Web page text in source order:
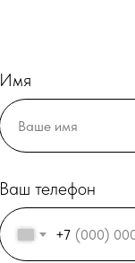
Имя
Ваш телефон
+7